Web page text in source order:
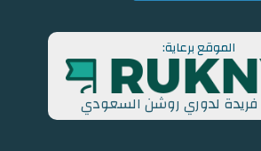
الموقع برعاية:
فريدة لدوري روشن السعودي